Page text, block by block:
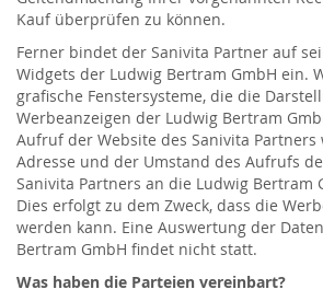
Kauf überprüfen zu können.
Ferner bindet der Sanivita Partner auf
Widgets der Ludwig Bertram GmbH ein.
grafische Fenstersysteme, die die
Werbeanzeigen der Ludwig Bertram
Aufruf der Website des Sanivita Partners
Adresse und der Umstand des Aufrufs
Sanivita Partners an die Ludwig Bertram
Dies erfolgt zu dem Zweck, dass die
werden kann. Eine Auswertung der
Bertram GmbH findet nicht statt.
Was haben die Parteien vereinbart?